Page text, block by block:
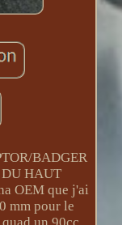
BADGER
HAUT
OEM que j'ai
mm pour le
un 90cc.